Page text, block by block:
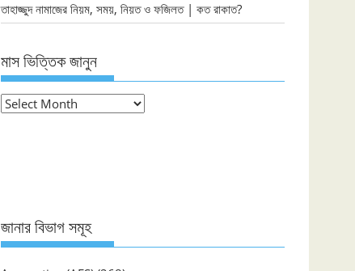
তাহাজ্জুদ নামাজের নিয়ম, সময়, নিয়ত ও ফজিলত | কত রাকাত?
মাস ভিত্তিক জানুন
মাস
জানার বিভাগ সমূহ